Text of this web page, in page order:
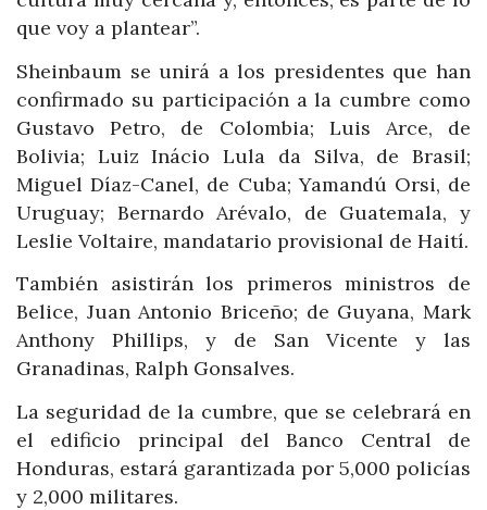
que voy a plantear”.
Sheinbaum se unirá a los presidentes que han
confirmado su participación a la cumbre como
Gustavo Petro, de Colombia; Luis Arce, de
Bolivia; Luiz Inácio Lula da Silva, de Brasil;
Miguel Díaz-Canel, de Cuba; Yamandú Orsi, de
Uruguay; Bernardo Arévalo, de Guatemala, y
Leslie Voltaire, mandatario provisional de Haití.
También asistirán los primeros ministros de
Belice, Juan Antonio Briceño; de Guyana, Mark
Anthony Phillips, y de San Vicente y las
Granadinas, Ralph Gonsalves.
La seguridad de la cumbre, que se celebrará en
el edificio principal del Banco Central de
Honduras, estará garantizada por 5,000 policías
y 2,000 militares.